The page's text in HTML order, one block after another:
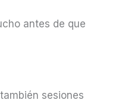
antes de que
sesiones